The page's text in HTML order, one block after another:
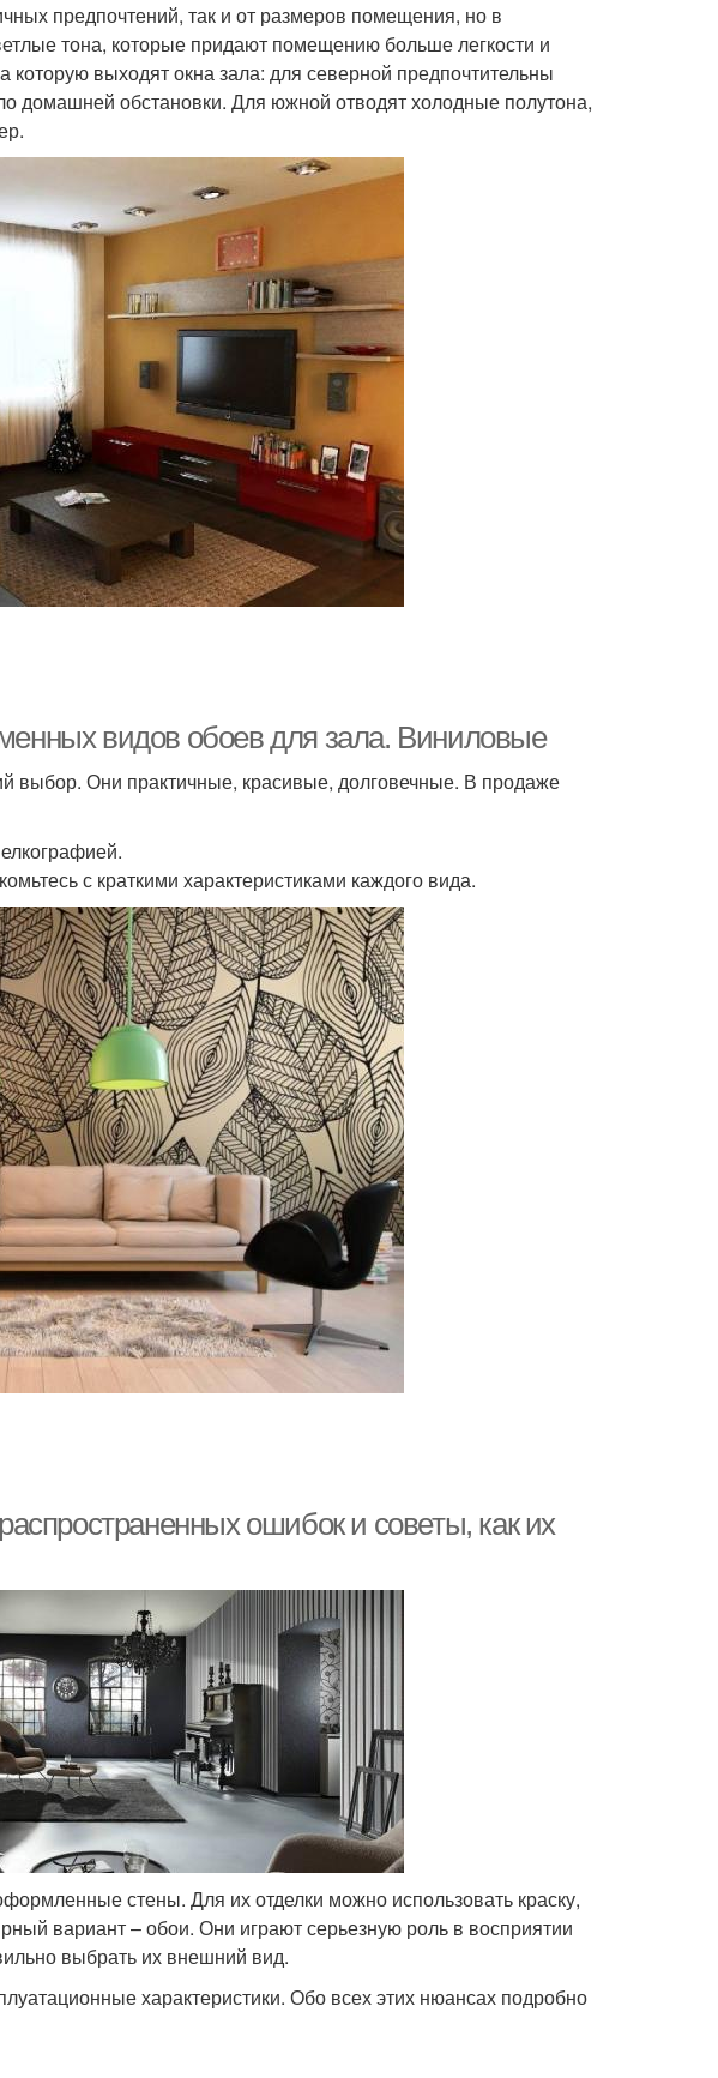
предпочтений, так и от размеров помещения, но в
тона, которые придают помещению больше легкости и
которую выходят окна зала: для северной предпочтительны
домашней обстановки. Для южной отводят холодные полутона,
видов обоев для зала. Виниловые
выбор. Они практичные, красивые, долговечные. В продаже
с краткими характеристиками каждого вида.
ошибок и советы, как их
стены. Для их отделки можно использовать краску,
вариант – обои. Они играют серьезную роль в восприятии
выбрать их внешний вид.
характеристики. Обо всех этих нюансах подробно